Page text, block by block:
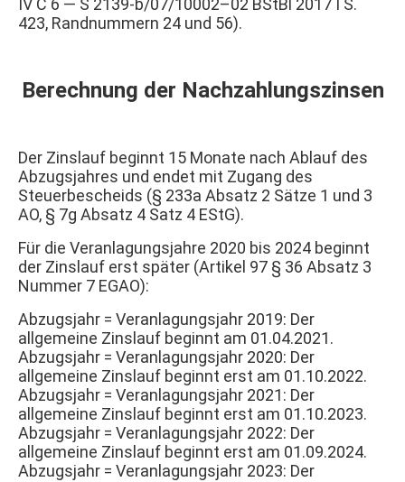
IV C 6 — S 2139-b/07/10002–02 BStBl 2017 I S.
423, Randnummern 24 und 56).
Berechnung der Nachzahlungszinsen
Der Zinslauf beginnt 15 Monate nach Ablauf des
Abzugsjahres und endet mit Zugang des
Steuerbescheids (§ 233a Absatz 2 Sätze 1 und 3
AO, § 7g Absatz 4 Satz 4 EStG).
Für die Veranlagungsjahre 2020 bis 2024 beginnt
der Zinslauf erst später (Artikel 97 § 36 Absatz 3
Nummer 7 EGAO):
Abzugsjahr = Veranlagungsjahr 2019: Der
allgemeine Zinslauf beginnt am 01.04.2021.
Abzugsjahr = Veranlagungsjahr 2020: Der
allgemeine Zinslauf beginnt erst am 01.10.2022.
Abzugsjahr = Veranlagungsjahr 2021: Der
allgemeine Zinslauf beginnt erst am 01.10.2023.
Abzugsjahr = Veranlagungsjahr 2022: Der
allgemeine Zinslauf beginnt erst am 01.09.2024.
Abzugsjahr = Veranlagungsjahr 2023: Der